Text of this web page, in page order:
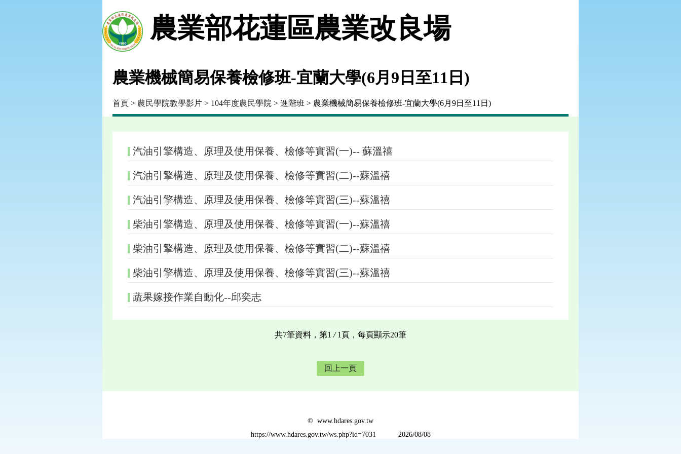
農業部花蓮區農業改良場
農業機械簡易保養檢修班-宜蘭大學(6月9日至11日)
首頁 > 農民學院教學影片 > 104年度農民學院 > 進階班 > 農業機械簡易保養檢修班-宜蘭大學(6月9日至11日)
汽油引擎構造、原理及使用保養、檢修等實習(一)-- 蘇溫禧
汽油引擎構造、原理及使用保養、檢修等實習(二)--蘇溫禧
汽油引擎構造、原理及使用保養、檢修等實習(三)--蘇溫禧
柴油引擎構造、原理及使用保養、檢修等實習(一)--蘇溫禧
柴油引擎構造、原理及使用保養、檢修等實習(二)--蘇溫禧
柴油引擎構造、原理及使用保養、檢修等實習(三)--蘇溫禧
蔬果嫁接作業自動化--邱奕志
共7筆資料，第1 /1頁，每頁顯示20筆
回上一頁
© www.hdares.gov.tw
https://www.hdares.gov.tw/ws.php?id=7031
2026/08/08